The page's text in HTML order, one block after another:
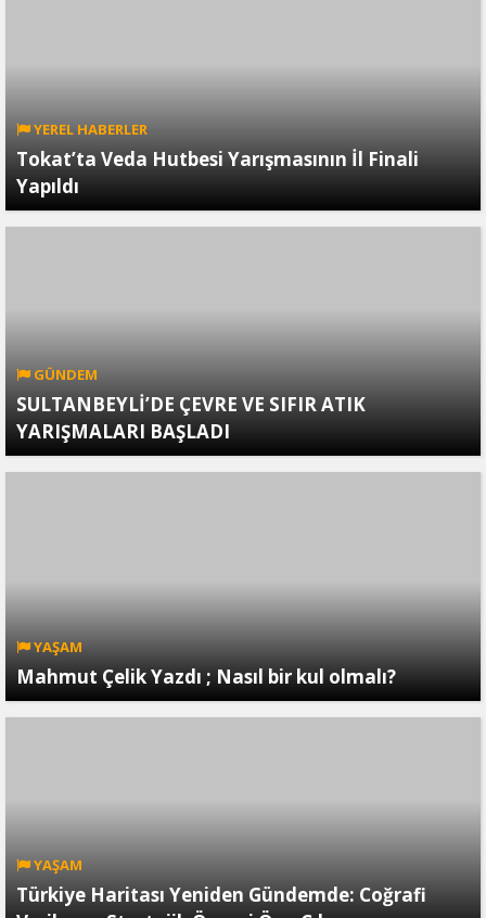
YEREL HABERLER
Tokat’ta Veda Hutbesi Yarışmasının İl Finali
Yapıldı
GÜNDEM
SULTANBEYLİ’DE ÇEVRE VE SIFIR ATIK
YARIŞMALARI BAŞLADI
YAŞAM
Mahmut Çelik Yazdı ; Nasıl bir kul olmalı?
YAŞAM
Türkiye Haritası Yeniden Gündemde: Coğrafi